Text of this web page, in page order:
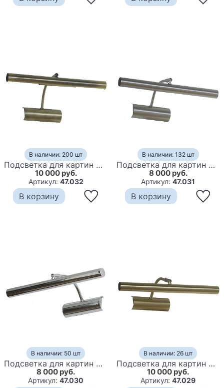
В наличии: 200 шт
Подсветка для картин Neftis Backlight bronze
10 000 руб.
Артикул: 47.032
В корзину
В наличии: 132 шт
Подсветка для картин Neftis Backlight nickel
8 000 руб.
Артикул:47.031
В корзину
В наличии: 50 шт
Подсветка для картин Neftis Backlight chrome
8 000 руб.
Артикул:47.030
В наличии: 26 шт
Подсветка для картин Neftis Backlight gold
10 000 руб.
Артикул:47.029